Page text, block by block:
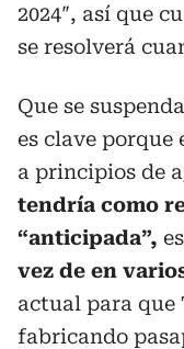
2024″, así que
se resolverá
Que se
es clave
a principios de
tendría como
“anticipada”,
vez de en
actual para que
fabricando